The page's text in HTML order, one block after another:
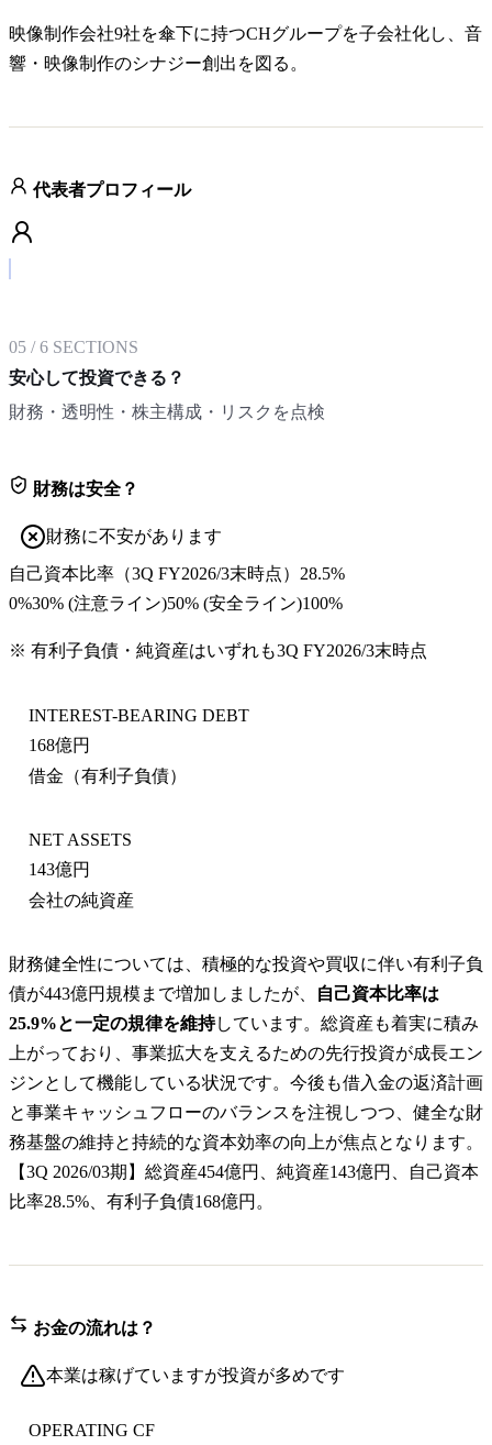
映像制作会社9社を傘下に持つCHグループを子会社化し、音
響・映像制作のシナジー創出を図る。
代表者プロフィール
05 /6 SECTIONS
安心して投資できる？
財務・透明性・株主構成・リスクを点検
財務は安全？
財務に不安があります
自己資本比率 （3Q FY2026/3末時点） 28.5%
0%30% (注意ライン)50% (安全ライン)100%
※ 有利子負債・純資産はいずれも3Q FY2026/3末時点
INTEREST-BEARING DEBT
168億円
借金（有利子負債）
NET ASSETS
143億円
会社の純資産
財務健全性については、積極的な投資や買収に伴い有利子負
債が443億円規模まで増加しましたが、
自己資本比率は
25.9%と一定の規律を維持しています。総資産も着実に積み
上がっており、事業拡大を支えるための先行投資が成長エン
ジンとして機能している状況です。今後も借入金の返済計画
と事業キャッシュフローのバランスを注視しつつ、健全な財
務基盤の維持と持続的な資本効率の向上が焦点となります。
【3Q 2026/03期】総資産454億円、純資産143億円、自己資本
比率28.5%、有利子負債168億円。
お金の流れは？
本業は稼げていますが投資が多めです
OPERATING CF